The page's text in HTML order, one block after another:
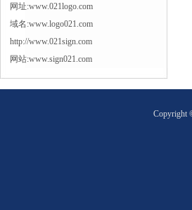
网址:www.021logo.com
域名:www.logo021.com
http://www.021sign.com
网站:www.sign021.com
Copyright